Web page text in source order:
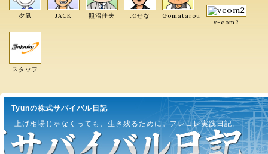
夕凪 JACK 照沼佳夫 ぶせな Gomatarou
v-com2
スタッフ
Tyunの株式サバイバル日記
-上げ相場じゃなくっても、生き残るために。アレコレ実践日記。